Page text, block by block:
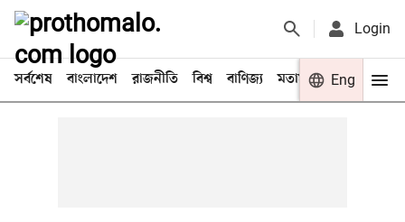
Login
সর্বশেষ বাংলাদেশ রাজনীতি বিশ্ব বাণিজ্য মতামত খেলা
Eng